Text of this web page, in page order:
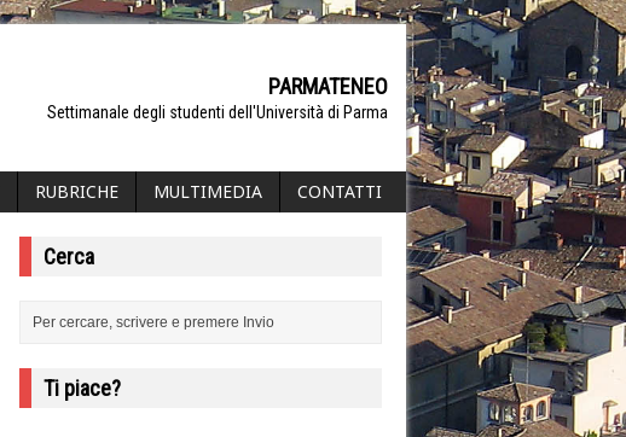
PARMATENEO
Settimanale degli studenti dell'Università di Parma
RUBRICHE MULTIMEDIA CONTATTI
Cerca
Ti piace?